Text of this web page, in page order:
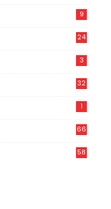
9
24
3
32
1
66
58